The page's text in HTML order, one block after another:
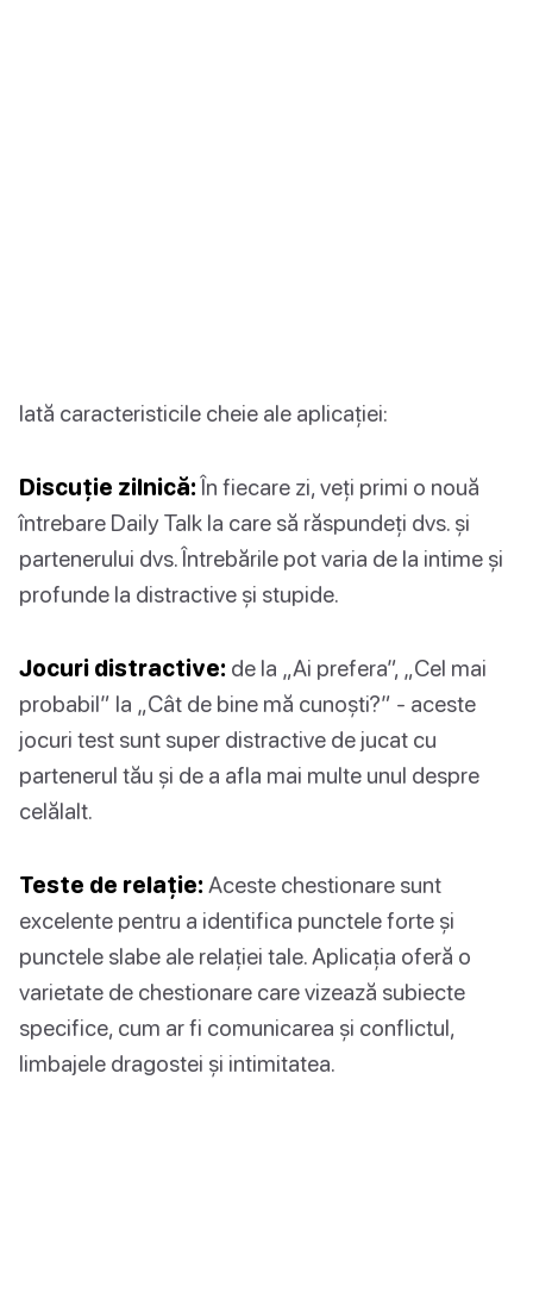
Iată caracteristicile cheie ale aplicației:
Discuție zilnică:În fiecare zi, veți primi o nouă
întrebare Daily Talk la care să răspundeți dvs. și
partenerului dvs. Întrebările pot varia de la intime și
profunde la distractive și stupide.
Jocuri distractive: de la „Ai prefera”, „Cel mai
probabil” la „Cât de bine mă cunoști?” - aceste
jocuri test sunt super distractive de jucat cu
partenerul tău și de a afla mai multe unul despre
celălalt.
Teste de relație: Aceste chestionare sunt
excelente pentru a identifica punctele forte și
punctele slabe ale relației tale. Aplicația oferă o
varietate de chestionare care vizează subiecte
specifice, cum ar fi comunicarea și conflictul,
limbajele dragostei și intimitatea.